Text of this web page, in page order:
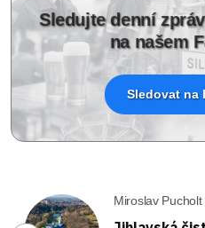
Sledujte denní
na našem
Sledovat na
Miroslav Pucholt